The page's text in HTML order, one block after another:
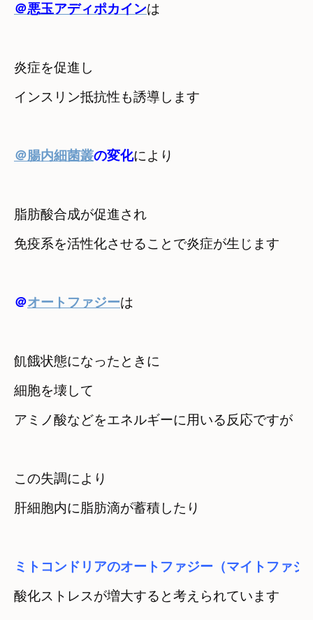
＠悪玉アディポカイン
炎症を促進し
インスリン抵抗性も誘導します
＠腸内細菌叢の変化により
脂肪酸合成が促進され
免疫系を活性化させることで炎症が生じます
＠オートファジーは
飢餓状態になったときに
細胞を壊して
アミノ酸などをエネルギーに用いる反応ですが
この失調により
肝細胞内に脂肪滴が蓄積したり
ミトコンドリアのオートファジー（マイトファジ
酸化ストレスが増大すると考えられています